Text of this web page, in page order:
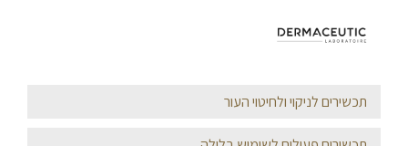
תכשירים לניקוי ולחיטוי העור